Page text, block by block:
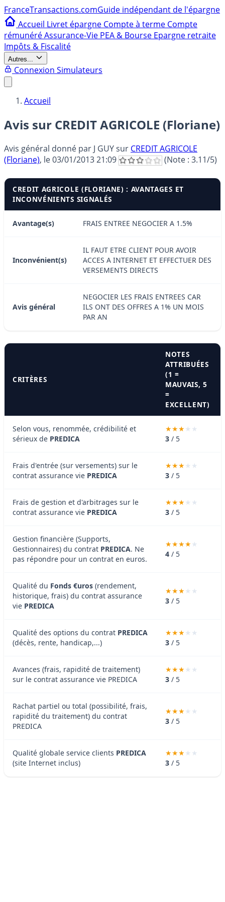
FranceTransactions.comGuide indépendant de l'épargne
Accueil Livret épargne Compte à terme Compte
rémunéréAssurance-Vie PEA & Bourse Epargne retraite
Impôts & Fiscalité
Autres...
Connexion Simulateurs
Accueil
Avis sur CREDIT AGRICOLE (Floriane)
Avis général donné par J GUYsur CREDIT AGRICOLE
(Floriane), le03/01/2013 21:09 (Note : 3.11/5)
CREDIT AGRICOLE (FLORIANE) : AVANTAGES ET
INCONVÉNIENTS SIGNALÉS
Avantage(s) FRAIS ENTREE NEGOCIER A 1.5%
Inconvénient(s)
IL FAUT ETRE CLIENT POUR AVOIR
ACCES A INTERNET ET EFFECTUER DES
VERSEMENTS DIRECTS
Avis général
NEGOCIER LES FRAIS ENTREES CAR
ILS ONT DES OFFRES A 1% UN MOIS
PAR AN
CRITÈRES
NOTES
ATTRIBUÉES
(1 =
MAUVAIS, 5
=
EXCELLENT)
Selon vous, renommée, crédibilité et
sérieux de PREDICA 3 / 5
Frais d'entrée (sur versements) sur le
contrat assurance vie PREDICA 3 / 5
Frais de gestion et d'arbitrages sur le
contrat assurance vie PREDICA 3 / 5
Gestion financière (Supports,
Gestionnaires) du contrat PREDICA. Ne
pas répondre pour un contrat en euros.
4 / 5
Qualité du Fonds €uros (rendement,
historique, frais) du contrat assurance
vie PREDICA
3 / 5
Qualité des options du contrat PREDICA
(décès, rente, handicap,...)
3 / 5
Avances (frais, rapidité de traitement)
sur le contrat assurance vie PREDICA
3 / 5
Rachat partiel ou total (possibilité, frais,
rapidité du traitement) du contrat
PREDICA
3 / 5
Qualité globale service clients PREDICA
(site Internet inclus)
3 / 5